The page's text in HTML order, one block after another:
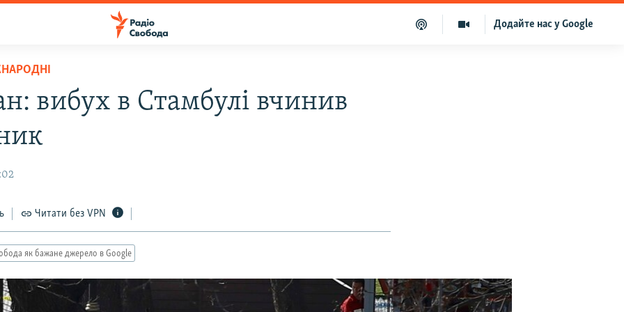
Додайте нас у Google
вибух в Стамбулі вчинив
Читати без VPN
як бажане джерело в Google